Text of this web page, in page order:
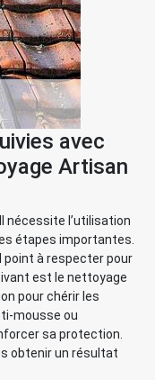
avec
Artisan
nécessite l’utilisation
étapes importantes.
point à respecter pour
est le nettoyage
pour chérir les
mousse ou
sa protection.
obtenir un résultat